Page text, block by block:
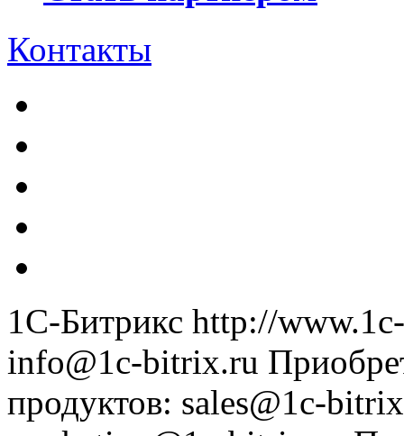
Контакты
1С-Битрикс http://
info@1c-bitrix.ru
продуктов: sales@1c-